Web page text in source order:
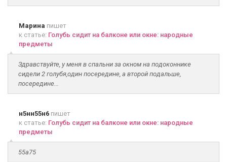
Марина пишет
к статье: Голубь сидит на балконе или окне: народные
предметы
Здравствуйте, у меня в спальни за окном на подоконнике
сидели 2 голубя,один посередине, а второй подальше,
посередине...
н5нн55н6 пишет
к статье: Голубь сидит на балконе или окне: народные
предметы
55а75